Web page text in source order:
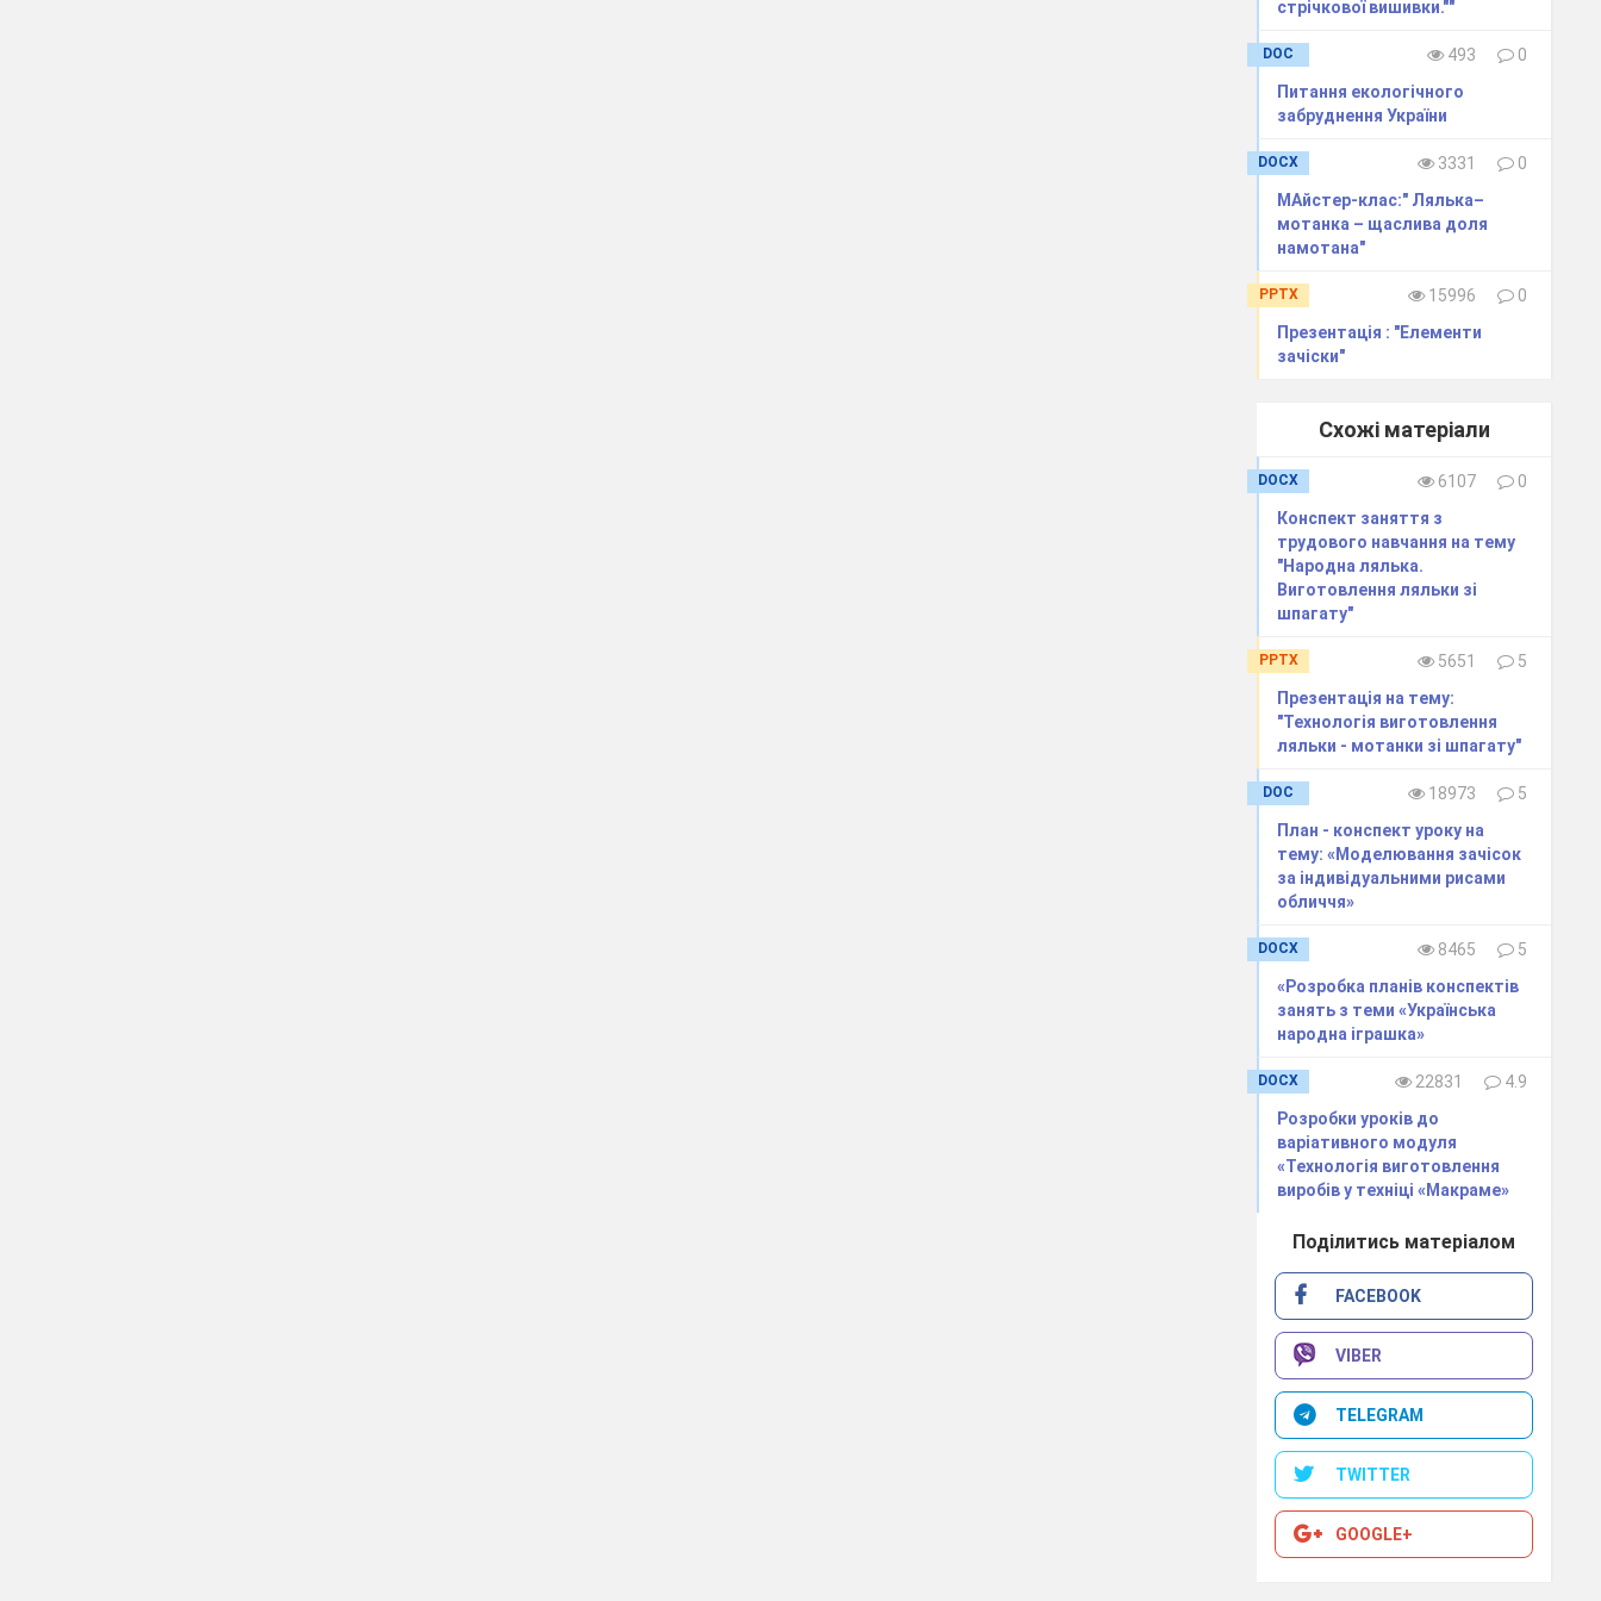
стрічкової вишивки.""
DOC 493
0
Питання екологічного
забруднення України
DOCX 3331
0
МАйстер-клас:" Лялька–
мотанка – щаслива доля
намотана"
PPTX 15996
0
Презентація : "Елементи
зачіски"
Схожі матеріали
DOCX 6107
0
Конспект заняття з
трудового навчання на тему
"Народна лялька.
Виготовлення ляльки зі
шпагату"
PPTX 5651
5
Презентація на тему:
"Технологія виготовлення
ляльки - мотанки зі шпагату"
DOC 18973
5
План - конспект уроку на
тему: «Моделювання зачісок
за індивідуальними рисами
обличчя»
DOCX 8465
5
«Розробка планів конспектів
занять з теми «Українська
народна іграшка»
DOCX 22831
4.9
Розробки уроків до
варіативного модуля
«Технологія виготовлення
виробів у техніці «Макраме»
Поділитись матеріалом
FACEBOOK
VIBER
TELEGRAM
TWITTER
GOOGLE+